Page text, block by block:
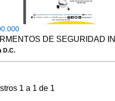
D.C.
1 a 1 de 1